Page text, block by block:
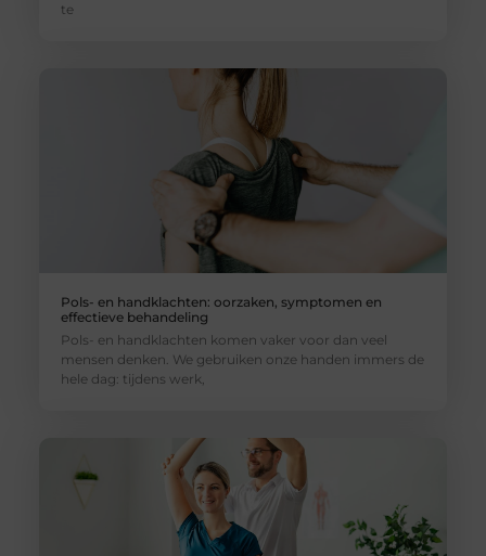
te
Pols- en handklachten: oorzaken, symptomen en
effectieve behandeling
Pols- en handklachten komen vaker voor dan veel
mensen denken. We gebruiken onze handen immers de
hele dag: tijdens werk,